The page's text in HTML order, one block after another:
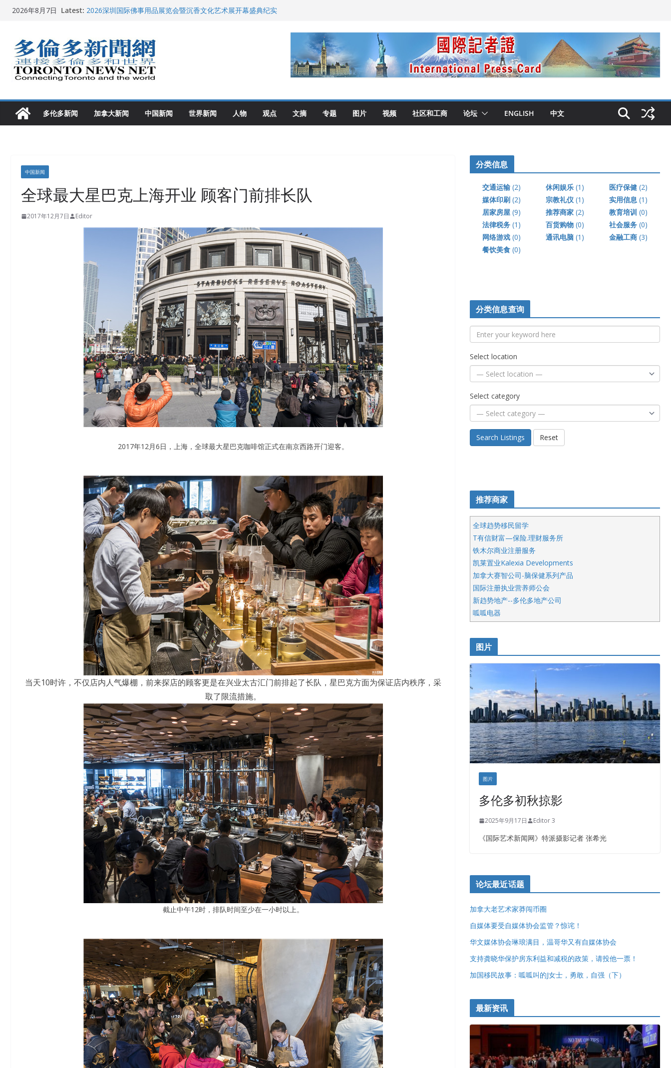
Skip2026年8月7日 Latest: 2026深圳国际佛事用品展览会暨沉香文化艺术展开幕盛典纪实
2026加拿大青少年儿童绘画比赛颁奖典礼多伦多举行
龚晓华参加多伦多骄傲大游行 与市民分享竞选理念
多伦多市长选举拉开帷幕 多名华人候选人宣布角逐
多伦多新闻 加拿大新闻 中国新闻 世界新闻 人物 观点 文摘 专题 图片 视频 社区和工商 论坛 ENGLISH 中文
中国新闻
全球最大星巴克上海开业 顾客门前排长队
2017年12月7日 Editor
2017年12月6日，上海，全球最大星巴克咖啡馆正式在南京西路开门迎客。
当天10时许，不仅店内人气爆棚，前来探店的顾客更是在兴业太古汇门前排起了长队，星巴克方面为保证店内秩序，采
取了限流措施。
截止中午12时，排队时间至少在一小时以上。
分类信息
交通运输 (2) 休闲娱乐 (1) 医疗保健 (2)
媒体印刷 (2) 宗教礼仪 (1) 实用信息 (1)
居家房屋 (9) 推荐商家 (2) 教育培训 (0)
法律税务 (1) 百货购物 (0) 社会服务 (0)
网络游戏 (0) 通讯电脑 (1) 金融工商 (3)
餐饮美食 (0)
分类信息查询
Select location
Select category
Search Listings Reset
推荐商家
全球趋势移民留学
T有信财富—保险.理财服务所
铁木尔商业注册服务
凯莱置业Kalexia Developments
加拿大赛智公司-脑保健系列产品
国际注册执业营养师公会
新趋势地产--多伦多地产公司
呱呱电器
开明车行KS CAR SALES & SERVICE
皇后金融集团
铁木尔商业注册服务
图片
图片
多伦多初秋掠影
2025年9月17日 Editor 3
《国际艺术新闻网》特派摄影记者 张希光
论坛最近话题
加拿大老艺术家莽闯币圈
自媒体要受自媒体协会监管？惊诧！
华文媒体协会琳琅满目，温哥华又有自媒体协会
支持龚晓华保护房东利益和减税的政策，请投他一票！
加国移民故事：呱呱叫的J女士，勇敢，自强（下）
最新资讯